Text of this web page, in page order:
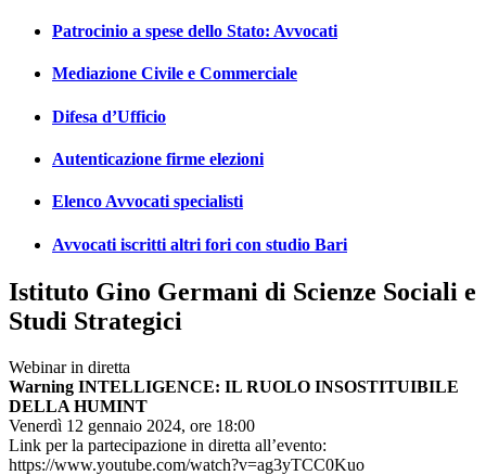
Patrocinio a spese dello Stato: Avvocati
Mediazione Civile e Commerciale
Difesa d’Ufficio
Autenticazione firme elezioni
Elenco Avvocati specialisti
Avvocati iscritti altri fori con studio Bari
Istituto Gino Germani di Scienze Sociali e
Studi Strategici
Webinar in diretta
Warning INTELLIGENCE: IL RUOLO INSOSTITUIBILE
DELLA HUMINT
Venerdì 12 gennaio 2024, ore 18:00
Link per la partecipazione in diretta all’evento:
https://www.youtube.com/watch?v=ag3yTCC0Kuo